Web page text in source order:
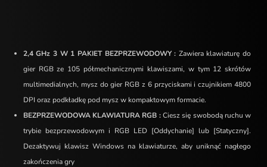
2,4 GHz 3 W 1 PAKIET BEZPRZEWODOWY : Zawiera klawiaturę do
gier RGB ze 105 półmechanicznymi klawiszami, w tym 12 skrótów
multimedialnych, mysz do gier RGB z 6 przyciskami i czujnikiem 4800
DPI oraz podkładkę pod mysz w kompaktowym formacie.
BEZPRZEWODOWA KLAWIATURA RGB :Ciesz się swobodą ruchu w
trybie bezprzewodowym i RGB LED [Oddychanie] lub [Statyczny].
Dezaktywuj klawisz Windows na klawiaturze, aby uniknąć nagłego
zakończenia gry